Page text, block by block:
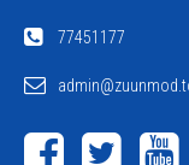
77451177